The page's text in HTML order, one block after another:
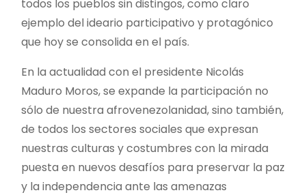
todos los pueblos sin distingos, como claro
ejemplo del ideario participativo y protagónico
que hoy se consolida en el país.
En la actualidad con el presidente Nicolás
Maduro Moros, se expande la participación no
sólo de nuestra afrovenezolanidad, sino también,
de todos los sectores sociales que expresan
nuestras culturas y costumbres con la mirada
puesta en nuevos desafíos para preservar la paz
y la independencia ante las amenazas